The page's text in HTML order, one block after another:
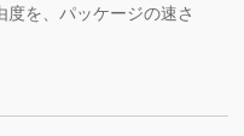
を、パッケージの速さ